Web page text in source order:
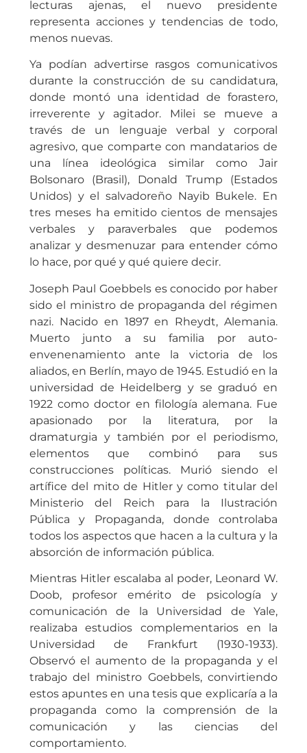
lecturas ajenas, el nuevo presidente
representa acciones y tendencias de todo,
menos nuevas.
Ya podían advertirse rasgos comunicativos
durante la construcción de su candidatura,
donde montó una identidad de forastero,
irreverente y agitador. Milei se mueve a
través de un lenguaje verbal y corporal
agresivo, que comparte con mandatarios de
una línea ideológica similar como Jair
Bolsonaro (Brasil), Donald Trump (Estados
Unidos) y el salvadoreño Nayib Bukele. En
tres meses ha emitido cientos de mensajes
verbales y paraverbales que podemos
analizar y desmenuzar para entender cómo
lo hace, por qué y qué quiere decir.
Joseph Paul Goebbels es conocido por haber
sido el ministro de propaganda del régimen
nazi. Nacido en 1897 en Rheydt, Alemania.
Muerto junto a su familia por auto-
envenenamiento ante la victoria de los
aliados, en Berlín, mayo de 1945. Estudió en la
universidad de Heidelberg y se graduó en
1922 como doctor en filología alemana. Fue
apasionado por la literatura, por la
dramaturgia y también por el periodismo,
elementos que combinó para sus
construcciones políticas. Murió siendo el
artífice del mito de Hitler y como titular del
Ministerio del Reich para la Ilustración
Pública y Propaganda, donde controlaba
todos los aspectos que hacen a la cultura y la
absorción de información pública.
Mientras Hitler escalaba al poder, Leonard W.
Doob, profesor emérito de psicología y
comunicación de la Universidad de Yale,
realizaba estudios complementarios en la
Universidad de Frankfurt (1930-1933).
Observó el aumento de la propaganda y el
trabajo del ministro Goebbels, convirtiendo
estos apuntes en una tesis que explicaría a la
propaganda como la comprensión de la
comunicación y las ciencias del
comportamiento.